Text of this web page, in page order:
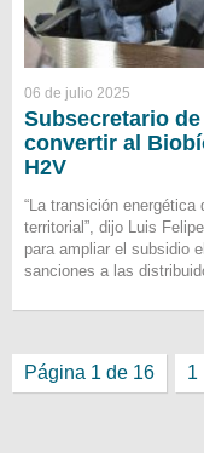
06 de julio 2025
Subsecretario
convertir al
H2V
“La transición
territorial”, dijo Luis
para ampliar el subsidio
sanciones a las
Página 1 de 16 1